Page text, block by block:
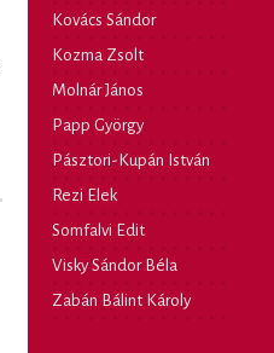
Kovács Sándor
Kozma Zsolt
Molnár János
Papp György
Pásztori-Kupán István
Rezi Elek
Somfalvi Edit
Visky Sándor Béla
Zabán Bálint Károly